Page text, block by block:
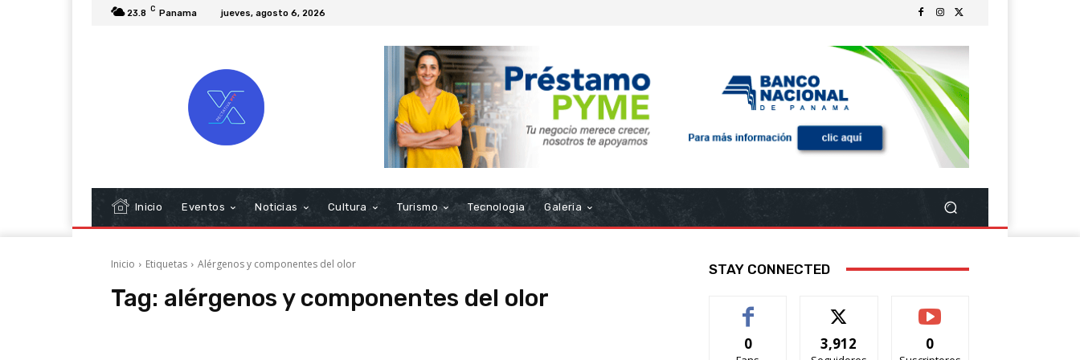
23.8 C Panama jueves, agosto 6, 2026
Inicio Eventos Noticias Cultura Turismo Tecnologia Galeria
Inicio Etiquetas Alérgenos y componentes del olor
Tag: alérgenos y componentes del olor
STAY CONNECTED
0 3,912 0